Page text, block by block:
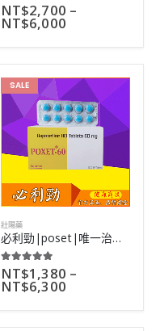
4.50out of 5
NT$2,700 –
NT$6,000
SALE
壯陽藥
必利勁|poset|唯一治療早洩產品|三倍延時功效|10粒/盒
5.00out of 5
NT$1,380 –
NT$6,300